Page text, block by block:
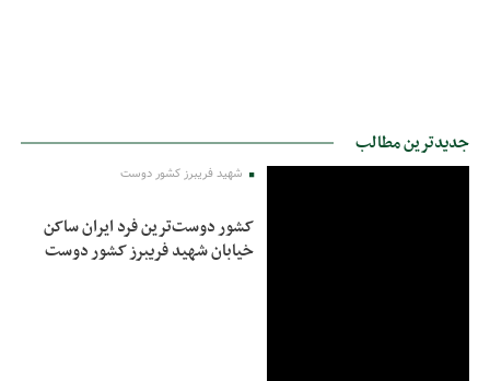
جدیدترین مطالب
شهید فریبرز کشور دوست
کشور دوست‌ترین فرد ایران ساکن
خیابان شهید فریبرز کشور دوست